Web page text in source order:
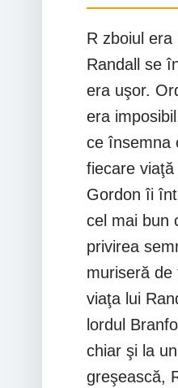
R zboiul
Randall se
era uşor.
era
ce însemna
fiecare
Gordon îi
cel mai bun
privirea
muriseră de
viaţa lui
lordul
chiar şi la
greşească,